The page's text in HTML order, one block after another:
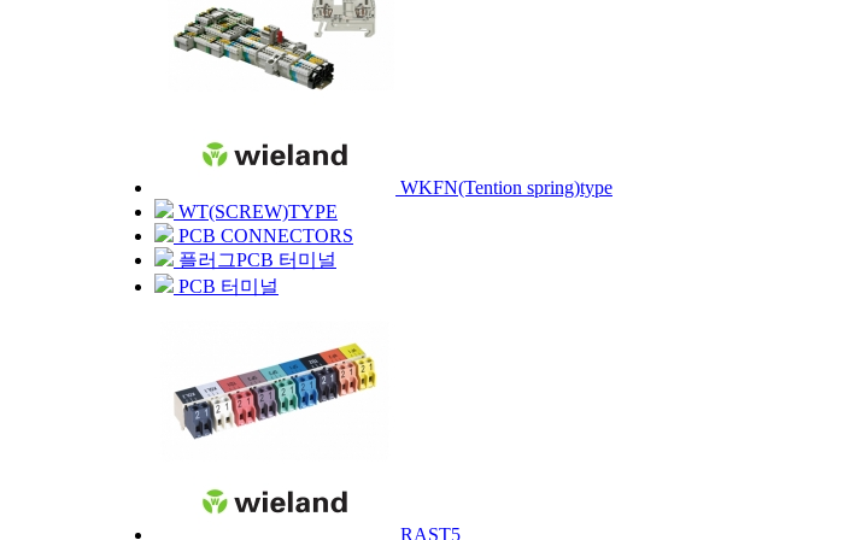
WKFN(Tention spring)type
WT(SCREW)TYPE
PCB CONNECTORS
플러그PCB 터미널
PCB 터미널
RAST5